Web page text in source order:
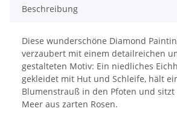
Beschreibung
Diese wunderschöne Diamond
verzaubert mit einem detailreichen
gestalteten Motiv: Ein niedliches
gekleidet mit Hut und Schleife, hält
Blumenstrauß in den Pfoten und
Meer aus zarten Rosen.